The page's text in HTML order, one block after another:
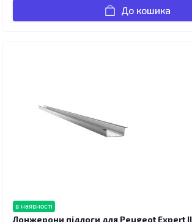
До кошика
в наявності
Лонжерони підлоги для Peugeot Expert